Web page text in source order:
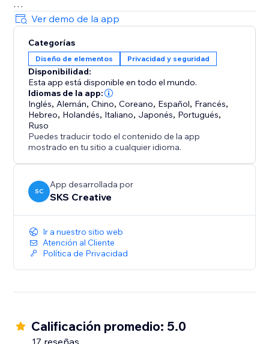
Lista blanca de IP – Permite que IPs confiables eviten
todos los bloqueos
Páginas de bloqueo personalizables – Personaliza tus
páginas de bloqueo con colores y mensajes
personalizados
Verificación de edad – Requiere confirmación de edad
antes del acceso al sitio
Protección de contenido – Desactiva clic derecho y
Banner de consentimiento de cookies – Compatible
detallados
IP e ISP con filtros por fecha
Ver demo de la app
Categorías
Diseño de elementos Privacidad y seguridad
Disponibilidad:
Esta app está disponible en todo el mundo.
Idiomas de la app:
Inglés, Alemán,Chino,Coreano, Español, Francés,
Hebreo, Holandés, Italiano, Japonés, Portugués,
Ruso
Puedes traducir todo el contenido de la app
mostrado en tu sitio a cualquier idioma.
SC
App desarrollada por
SKS Creative
Ir a nuestro sitio web
Atención al Cliente
Política de Privacidad
Calificación promedio: 5.0